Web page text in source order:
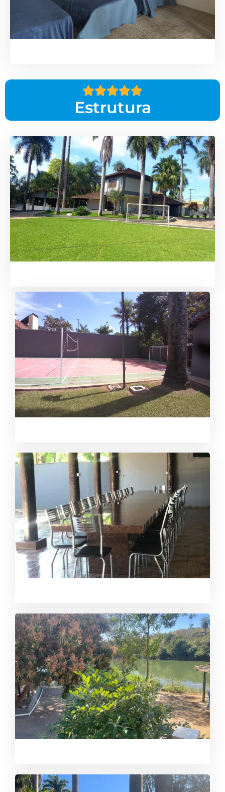
Estrutura